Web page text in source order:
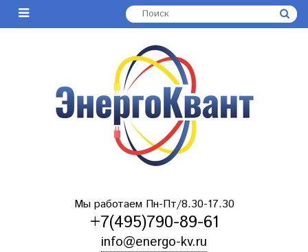
Мы работаем Пн-Пт/8.30-17.30
+7(495)790-89-61
info@energo-kv.ru